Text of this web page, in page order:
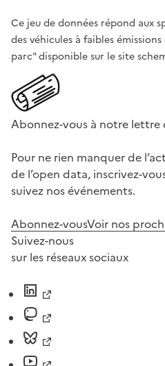
Ce jeu de données répond aux
des véhicules à faibles
parc" disponible sur le site
Abonnez-vous à notre
Pour ne rien manquer de
de l’open data, inscrivez-
suivez nos événements.
Abonnez-vousVoir nos
Suivez-nous
sur les réseaux sociaux